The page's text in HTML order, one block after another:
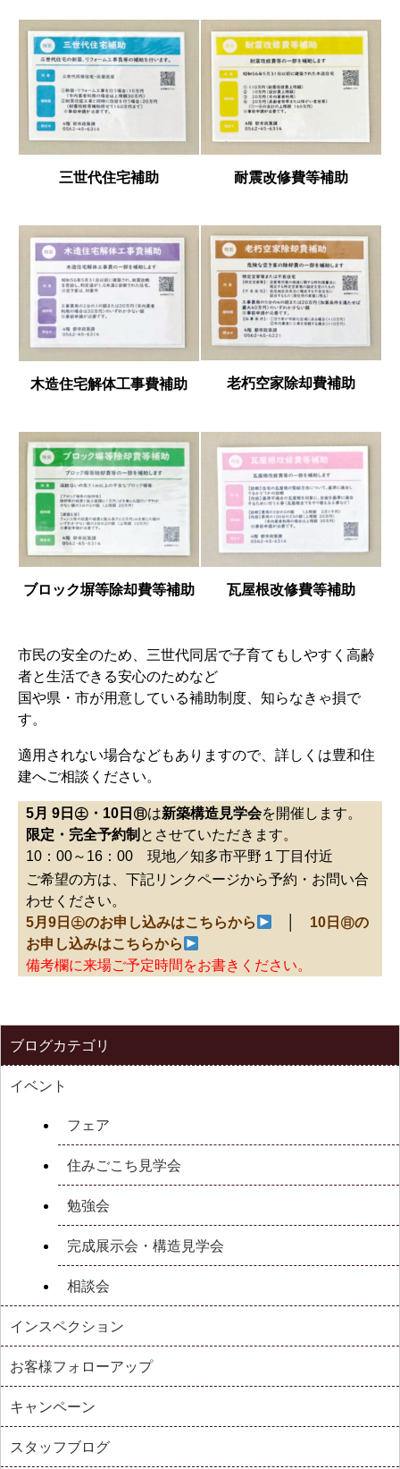
三世代住宅補助 耐震改修費等補助
木造住宅解体工事費補助 老朽空家除却費補助
ブロック塀等除却費等補助 瓦屋根改修費等補助
市民の安全のため、三世代同居で子育てもしやすく高齢
者と生活できる安心のためなど
国や県・市が用意している補助制度、知らなきゃ損で
す。
適用されない場合などもありますので、詳しくは豊和住
建へご相談ください。
5月 9日㊏・10日㊐は新築構造見学会を開催します。
限定・完全予約制 とさせていただきます。
10：00～16：00 現地／知多市平野１丁目付近
ご希望の方は、下記リンクページから予約・お問い合
わせください。
5月9日㊏のお申し込みはこちらから
10日㊐の
お申し込みはこちらから
備考欄に来場ご予定時間をお書きください。
ブログカテゴリ
イベント
フェア
住みごこち見学会
勉強会
完成展示会・構造見学会
相談会
インスペクション
お客様フォローアップ
キャンペーン
スタッフブログ